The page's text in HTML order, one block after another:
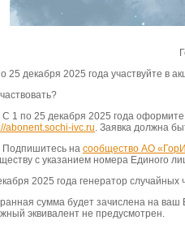
25 декабря 2025 года участвуйте в
по 25 декабря 2025 года оформите
abonent.sochi-ivc.ru. Заявка должна
на сообщество АО
с указанием номера Единого
2025 года генератор
сумма будет зачислена на
эквивалент не предусмотрен.